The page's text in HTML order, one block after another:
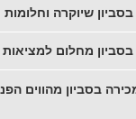
שיוקרה וחלומות
מחלום למציאות
בסביון מהווים